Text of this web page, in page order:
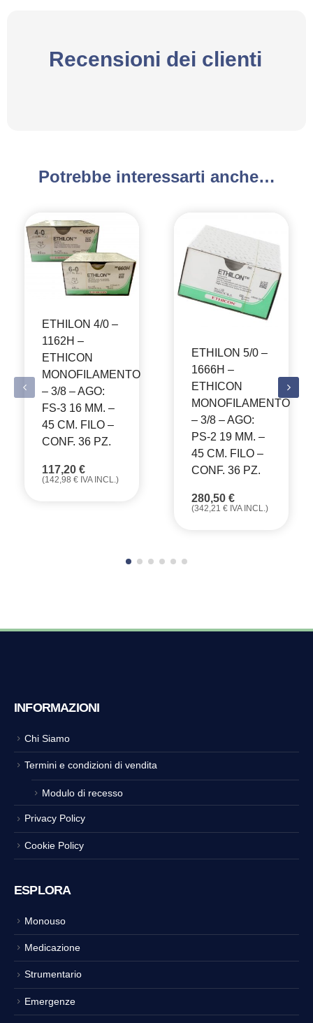
Recensioni dei clienti
Potrebbe interessarti anche…
ETHILON 4/0 –
1162H –
ETHICON
MONOFILAMENTO
– 3/8 – AGO:
FS-3 16 MM. –
45 CM. FILO –
CONF. 36 PZ.
117,20 €
(142,98 € IVA INCL.)
ETHILON 5/0 –
1666H –
ETHICON
MONOFILAMENTO
– 3/8 – AGO:
PS-2 19 MM. –
45 CM. FILO –
CONF. 36 PZ.
280,50 €
(342,21 € IVA INCL.)
INFORMAZIONI
Chi Siamo
Termini e condizioni di vendita
Modulo di recesso
Privacy Policy
Cookie Policy
ESPLORA
Monouso
Medicazione
Strumentario
Emergenze